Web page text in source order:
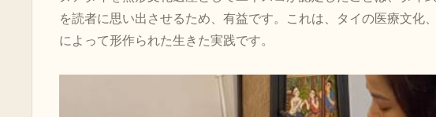
を読者に思い出させるため、有益です。これは、タイの医療文化
によって形作られた生きた実践です。